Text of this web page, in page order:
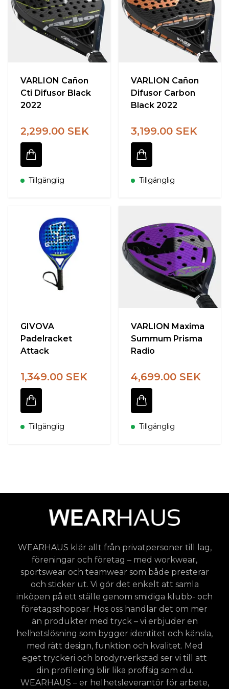
VARLION Cañon
Cti Difusor Black
2022
2,299.00 SEK
Tillgänglig
VARLION Cañon
Difusor Carbon
Black 2022
3,199.00 SEK
Tillgänglig
GIVOVA
Padelracket
Attack
1,349.00 SEK
Tillgänglig
VARLION Maxima
Summum Prisma
Radio
4,699.00 SEK
Tillgänglig
WEARHAUS klär allt från privatpersoner till lag,
föreningar och företag – med workwear,
sportswear och teamwear som både presterar
och sticker ut. Vi gör det enkelt att samla
inköpen på ett ställe genom smidiga klubb- och
företagsshoppar. Hos oss handlar det om mer
än produkter med tryck – vi erbjuder en
helhetslösning som bygger identitet och känsla,
med rätt design, funktion och kvalitet. Med
eget tryckeri och brodyrverkstad ser vi till att
din profilering blir lika proffsig som du.
WEARHAUS – er helhetsleverantör för arbete,